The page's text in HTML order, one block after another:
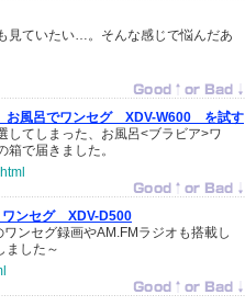
見ていたい…。そんな感じで悩んだあ
お風呂でワンセグ XDV-W600 を試す
してしまった、お風呂<ブラビア>ワ
で届きました。
ワンセグ XDV-D500
ンセグ録画やAM.FMラジオも搭載し
した～